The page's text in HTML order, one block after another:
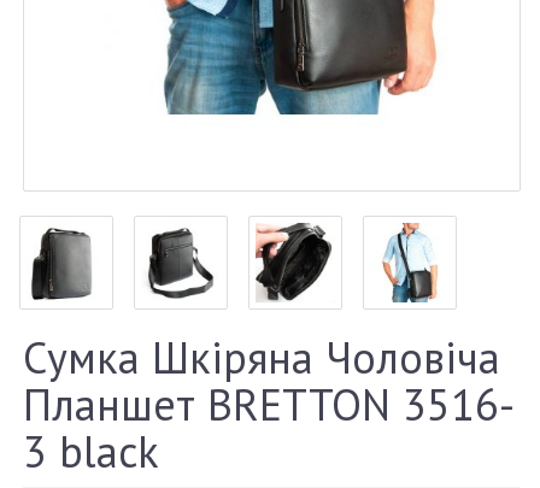
Сумка Шкіряна Чоловіча
Планшет BRETTON 3516-
3 black